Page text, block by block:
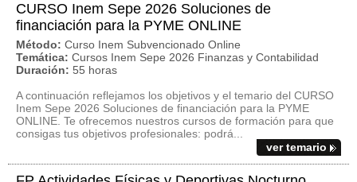
CURSO Inem Sepe 2026 Soluciones de
financiación para la PYME ONLINE
Método: Curso Inem Subvencionado Online
Temática: Cursos Inem Sepe 2026 Finanzas y Contabilidad
Duración: 55 horas
A continuación reflejamos los objetivos y el temario del CURSO
Inem Sepe 2026 Soluciones de financiación para la PYME
ONLINE. Te ofrecemos nuestros cursos de formación para que
consigas tus objetivos profesionales: podrá...
ver temario